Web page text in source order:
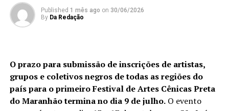
Published 1 mês ago on 30/06/2026
By Da Redação
O prazo para submissão de inscrições de artistas,
grupos e coletivos negros de todas as regiões do
país para o primeiro Festival de Artes Cênicas Preta
do Maranhão termina no dia 9 de julho.O evento